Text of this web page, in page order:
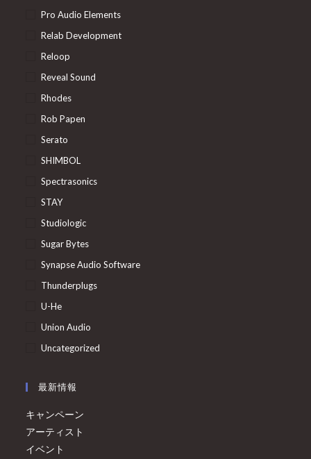
Pro Audio Elements
Relab Development
Reloop
Reveal Sound
Rhodes
Rob Papen
Serato
SHIMBOL
Spectrasonics
STAY
Studiologic
Sugar Bytes
Synapse Audio Software
Thunderplugs
U-He
Union Audio
Uncategorized
最新情報
キャンペーン
アーティスト
イベント